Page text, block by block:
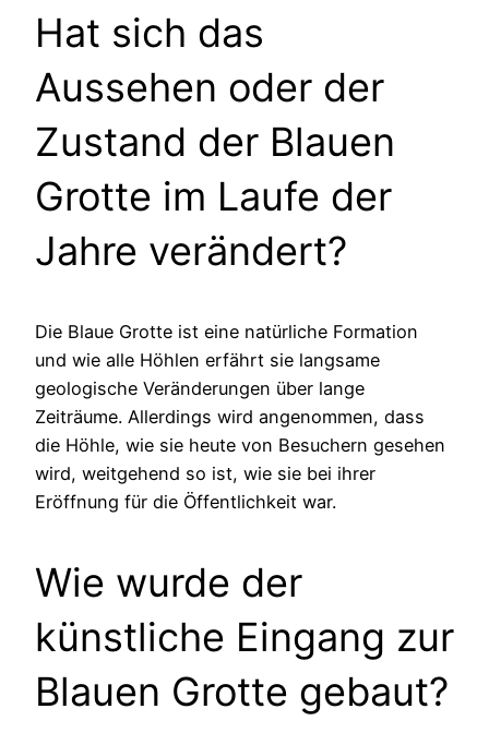
Hat sich das
Aussehen oder der
Zustand der Blauen
Grotte im Laufe der
Jahre verändert?
Die Blaue Grotte ist eine natürliche Formation
und wie alle Höhlen erfährt sie langsame
geologische Veränderungen über lange
Zeiträume. Allerdings wird angenommen, dass
die Höhle, wie sie heute von Besuchern gesehen
wird, weitgehend so ist, wie sie bei ihrer
Eröffnung für die Öffentlichkeit war.
Wie wurde der
künstliche Eingang zur
Blauen Grotte gebaut?